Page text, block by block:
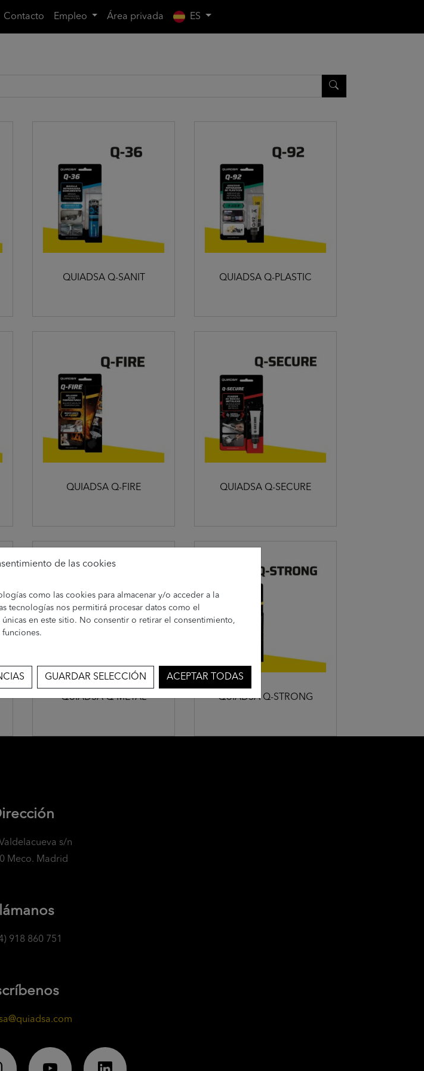
Contacto Empleo Área privada ES
QUIADSA Q-SANIT QUIADSA Q-PLASTIC
QUIADSA Q-FIRE QUIADSA Q-SECURE
QUIADSA Q-METAL QUIADSA Q-STRONG
s/n
Meco. Madrid
918 860 751
de las cookies
como las cookies para almacenar y/o acceder a la
tecnologías nos permitirá procesar datos como el
en este sitio. No consentir o retirar el consentimiento,
funciones.
GUARDAR SELECCIÓN ACEPTAR TODAS